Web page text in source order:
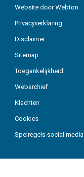
Organisatie
Actueel
Contact
Website door Webton
Privacyverklaring
Disclaimer
Sitemap
Toegankelijkheid
Webarchief
Klachten
Cookies
Spelregels social media